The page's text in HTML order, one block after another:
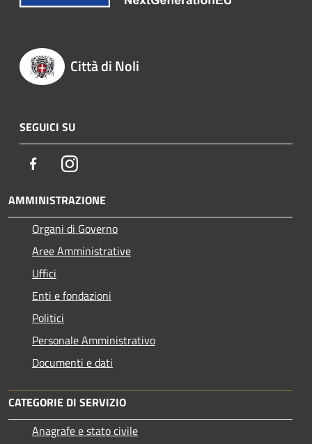
Città di Noli
SEGUICI SU
FacebookInstagram
AMMINISTRAZIONE
Organi di Governo
Aree Amministrative
Uffici
Enti e fondazioni
Politici
Personale Amministrativo
Documenti e dati
CATEGORIE DI SERVIZIO
Anagrafe e stato civile